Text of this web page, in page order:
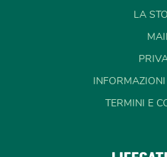
LA
TERMINI E